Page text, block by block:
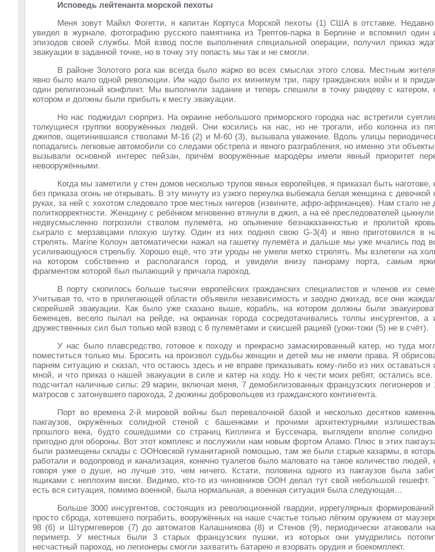
Исповедь лейтенанта морской пехоты
Меня зовут Майкл Фогетти, я капитан Корпуса Морской пехоты (1) США в отставке.
увидел в журнале, фотографию русского памятника из Трептов-парка в Берлине и вспомнил один
эпизодов своей службы. Мой взвод после выполнения специальной операции, получил приказ
эвакуации в заданной точке, но в точку эту попасть мы так и не смогли.
В районе Золотого рога как всегда было жарко во всех смыслах этого слова. Местным
явно было мало одной революции. Им надо было их минимум три, пару гражданских войн и в
один религиозный конфликт. Мы выполнили задание и теперь спешили в точку рандеву с катером,
котором и должны были прибыть к месту эвакуации.
Но нас поджидал сюрприз. На окраине небольшого приморского городка нас встретили
толкущиеся группки вооружённых людей. Они косились на нас, но не трогали, ибо колонна из
джипов, ощетинившаяся стволами М-16 (2) и М-60 (3), вызывала уважение. Вдоль улицы
попадались легковые автомобили со следами обстрела и явного разграбления, но именно эти
вызывали основной интерес пейзан, причём вооружённые мародёры имели явный приоритет
невооружёнными.
Когда мы заметили у стен домов несколько трупов явных европейцев, я приказал быть наготове,
без приказа огонь не открывать. В эту минуту из узкого переулка выбежала белая женщина с девочкой
руках, за ней с хохотом следовало трое местных нигеров (извините, афро-африкан­цев). Нам стало не
политкорректности. Женщину с ребёнком мгновенно втянули в джип, а на её преследователей
недвусмысленно погрозили стволом пулемёта, но опьянение без­наказанностью и пролитой
сыграло с мерзавцами плохую шутку. Один из них поднял свою G-3(4) и явно приготовился в
стрелять. Marine Колоун автоматически нажал на гашетку пулемёта и дальше мы уже мчались под
усиливающуюся стрельбу. Хорошо ещё, что эти уроды не умели метко стрелять. Мы взлетели на
на котором собственно и располагался го­род, и увидели внизу панораму порта, самым
фрагментом которой был пылающий у при­чала пароход.
В порту скопилось больше тысячи европейских гражданских специалистов и членов их
Учитывая то, что в прилегающей области объявили независимость и заодно джихад, все они
скорейшей эвакуации. Как было уже сказано выше, корабль, на котором должны были
беженцев, весело пылал на рейде, на окраинах города сосредотачивались толпы инсур­гентов, а
дружественных сил был только мой взвод с 6 пулемётами и скисшей рацией (уоки-токи (5) не в счёт).
У нас было плавсредство, готовое к походу и прекрасно замаскированный катер, но туда
поместиться только мы. Бросить на произвол судьбы женщин и детей мы не имели права. Я
парням ситуацию и сказал, что остаюсь здесь и не вправе приказывать кому-либо из них оставаться
мной, и что приказ о нашей эвакуации в силе и катер на ходу. Но к чести моих ребят, остались
подсчитал наличные силы: 29 марин, включая меня, 7 де­мобилизованных французских легионеров и
матросов с затонувшего парохода, 2 дюжины доб­ровольцев из гражданского контингента.
Порт во времена 2-й мировой войны был перевалочной базой и несколько десятков
пакгаузов, окружённых солидной стеной с башенками и прочими архитектурными
прошлого века, будто сошедшими со страниц Киплинга и Буссенара, выглядели вполне
пригодно для обороны. Вот этот комплекс и послужили нам новым фортом Аламо. Плюс в этих
были разме­щены склады с ООНовской гуманитарной помощью, там же были старые казармы, в
ра­ботали и водопровод и канализация, конечно туалетов было маловато на такое количество людей,
говоря уже о душе, но лучше это, чем ничего. Кстати, половина одного из пакгаузов была
ящиками с неплохим виски. Видимо, кто-то из чиновников ООН делал тут свой небольшой гешефт.
есть вся ситуация, помимо военной, была нормальная, а военная ситуация была сле­дующая…
Больше 3000 инсургентов, состоящих из революционной гвардии, иррегулярных
просто сброда, хотевшего пограбить, вооружённых на наше счастье только лёгким оружием от
98 (6) и Штурмгеверов (7) до автоматов Калашникова (8) и Стенов (9), периодически ата­ковали
периметр. У местных были 3 старых французских пушки, из которых они умудрились
несчастный пароход, но легионеры смогли захватить батарею и взорвать орудия и бое­комплект.